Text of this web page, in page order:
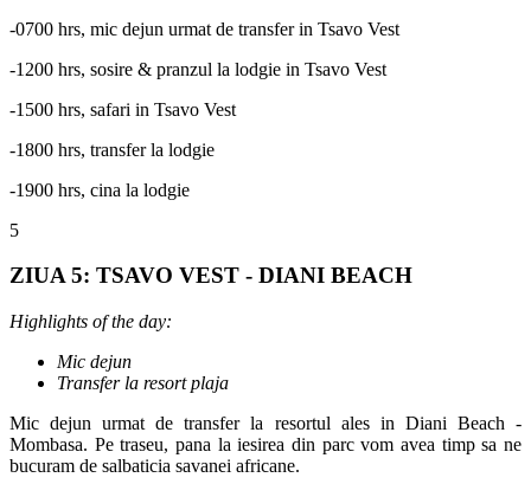
-0700 hrs, mic dejun urmat de transfer in Tsavo Vest
-1200 hrs, sosire & pranzul la lodgie in Tsavo Vest
-1500 hrs, safari in Tsavo Vest
-1800 hrs, transfer la lodgie
-1900 hrs, cina la lodgie
5
ZIUA 5: TSAVO VEST - DIANI BEACH
Highlights of the day:
Mic dejun
Transfer la resort plaja
Mic dejun urmat de transfer la resortul ales in Diani Beach -
Mombasa. Pe traseu, pana la iesirea din parc vom avea timp sa ne
bucuram de salbaticia savanei africane.